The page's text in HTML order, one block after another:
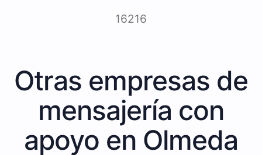
16216
Otras empresas de
mensajería con
apoyo en Olmeda